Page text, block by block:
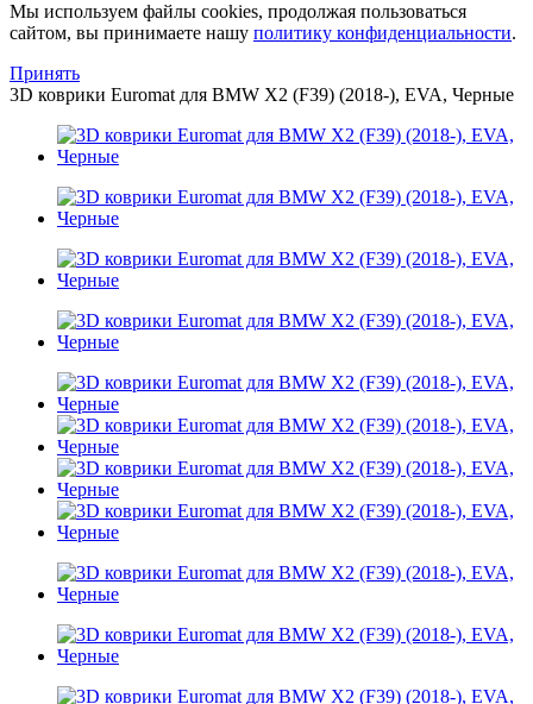
Мы используем файлы cookies, продолжая пользоваться
сайтом, вы принимаете нашу политику конфиденциальности.
Принять
3D коврики Euromat для BMW X2 (F39) (2018-), EVA, Черные